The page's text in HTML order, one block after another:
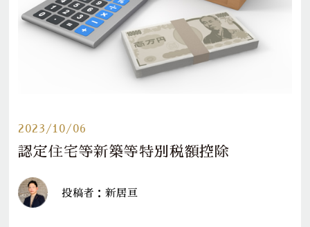
2023/10/06
認定住宅等新築等特別税額控除
投稿者：新居亘